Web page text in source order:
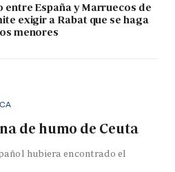
entre España y Marruecos de
exigir a Rabat que se haga
menores
de humo de Ceuta
hubiera encontrado el